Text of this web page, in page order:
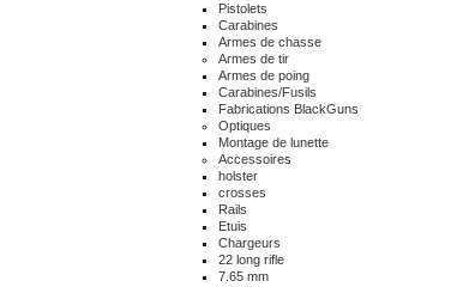
Pistolets
Carabines
Armes de chasse
Armes de tir
Armes de poing
Carabines/Fusils
Fabrications BlackGuns
Optiques
Montage de lunette
Accessoires
holster
crosses
Rails
Etuis
Chargeurs
22 long rifle
7.65 mm